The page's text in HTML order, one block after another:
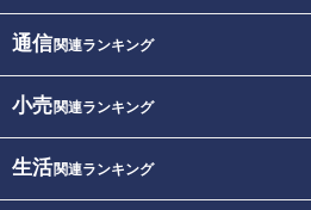
通信関連ランキング
小売関連ランキング
生活関連ランキング